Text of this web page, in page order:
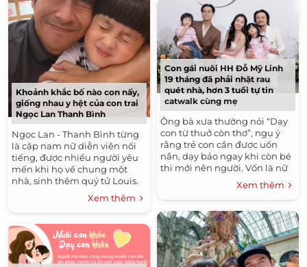
Khoảnh khắc bố nào con nấy,
giống nhau y hệt của con trai
Ngọc Lan Thanh Bình
Ngọc Lan - Thanh Bình từng
là cặp nam nữ diễn viên nổi
tiếng, được nhiều người yêu
mến khi họ về chung một
nhà, sinh thêm quý tử Louis.
Tưởng chừng như hạnh phúc
viên mãn thì năm 2020, hôn...
Xem thêm
Con gái nuôi HH Đỗ Mỹ Linh
19 tháng đã phải nhặt rau
quét nhà, hơn 3 tuổi tự tin
catwalk cùng mẹ
Ông bà xưa thường nói “Dạy
con từ thuở còn thơ”, ngụ ý
rằng trẻ con cần được uốn
nắn, dạy bảo ngay khi còn bé
thì mới nên người. Vốn là nữ
CEO nổi tiếng trên thương
Xem thêm